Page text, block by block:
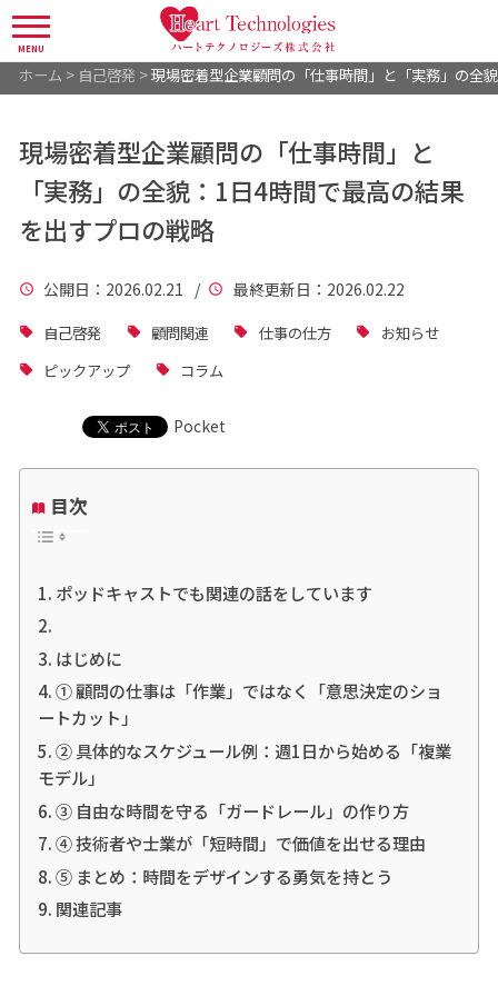
MENU
ホーム > 自己啓発 >現場密着型企業顧問の「仕事時間」と「実務」の全
現場密着型企業顧問の「仕事時間」と
「実務」の全貌：1日4時間で最高の結果
を出すプロの戦略
公開日 ：2026.02.21 / 最終更新日 ：2026.02.22
自己啓発 顧問関連 仕事の仕方
お知らせ
ピックアップ
コラム
Pocket
目次
ポッドキャストでも関連の話をしています
はじめに
① 顧問の仕事は「作業」ではなく「意思決定のショ
ートカット」
② 具体的なスケジュール例：週1日から始める「複業
モデル」
③ 自由な時間を守る「ガードレール」の作り方
④ 技術者や士業が「短時間」で価値を出せる理由
⑤ まとめ：時間をデザインする勇気を持とう
関連記事